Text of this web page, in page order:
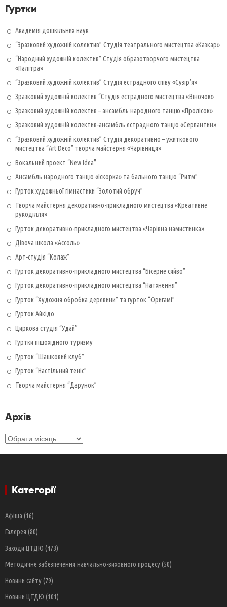
Гуртки
Академія дошкільних наук
“Зразковий художній колектив” Студія театрального мистецтва «Казкар»
“Народний художній колектив” Студія образотворчого мистецтва
«Палітра»
“Зразковий художній колектив” Студія естрадного співу «Сузір’я»
Зразковий художній колектив “Студія естрадного мистецтва «Віночок»
Зразковий художній колектив – ансамбль народного танцю «Пролісок»
Зразковий художній колектив-ансамбль естрадного танцю «Серпантин»
“Зразковий художній колектив” Студія декоративно – ужиткового
мистецтва “Art Deco” творча майстерня «Чарівниця»
Вокальний проект “New Idea”
Ансамбль народного танцю «Іскорка» та бального танцю “Ритм”
Гурток художньої гімнастики “Золотий обруч”
Творча майстерня декоративно-прикладного мистецтва «Креативне
рукоділля»
Гурток декоративно-прикладного мистецтва «Чарівна намистинка»
Дівоча школа «Ассоль»
Арт-студія “Колаж”
Гурток декоративно-прикладного мистецтва “Бісерне сяйво”
Гурток декоративно-прикладного мистецтва “Натхнення”
Гурток “Художня обробка деревини” та гурток “Оригамі”
Гурток Айкідо
Циркова студія “Удай”
Гуртки пішохідного туризму
Гурток “Шашковий клуб”
Гурток “Настільний теніс”
Творча майстерня “Дарунок”
Архів
Архів
Категорії
Афіша (16)
Галерея (80)
Заходи ЦТДЮ (473)
Методичне забезпечення навчально-виховного процесу(50)
Новини сайту(79)
Новини ЦТДЮ (101)